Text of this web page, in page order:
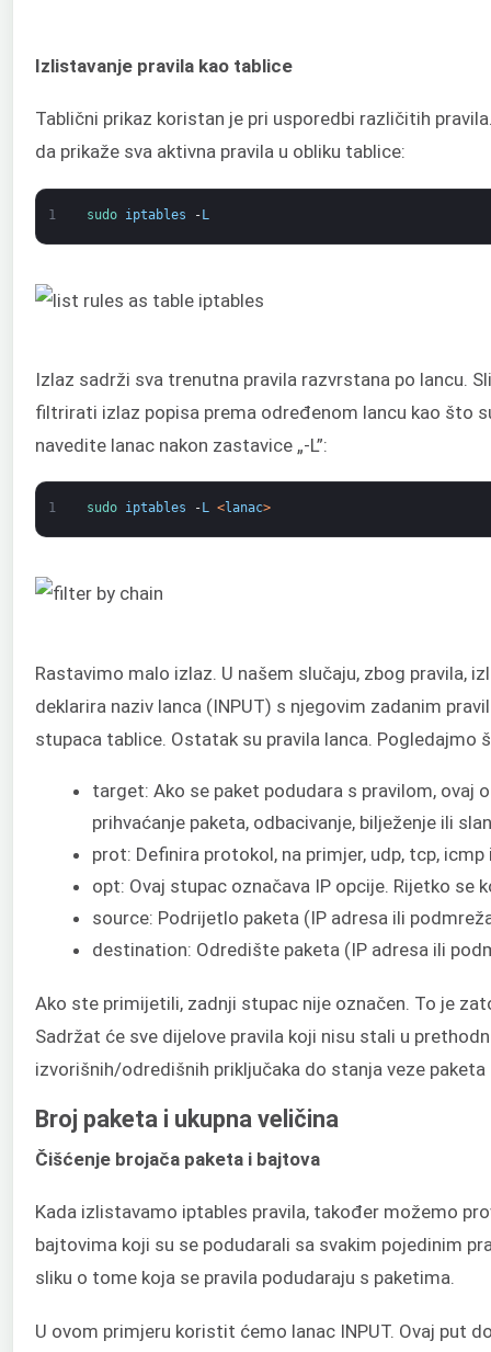
Izlistavanje pravila kao tablice
Tablični prikaz koristan je pri usporedbi različitih
da prikaže sva aktivna pravila u obliku tablice:
1 sudo iptables -L
Izlaz sadrži sva trenutna pravila razvrstana po lancu.
filtrirati izlaz popisa prema određenom lancu kao što
navedite lanac nakon zastavice „-L”:
1 sudo iptables - L <lanac>
Rastavimo malo izlaz. U našem slučaju, zbog pravila,
deklarira naziv lanca (INPUT) s njegovim zadanim
stupaca tablice. Ostatak su pravila lanca. Pogledajmo
target: Ako se paket podudara s pravilom, ovaj
prihvaćanje paketa, odbacivanje, bilježenje ili
prot: Definira protokol, na primjer, udp, tcp, icmp
opt: Ovaj stupac označava IP opcije. Rijetko se
source: Podrijetlo paketa (IP adresa ili
destination: Odredište paketa (IP adresa ili
Ako ste primijetili, zadnji stupac nije označen. To je
Sadržat će sve dijelove pravila koji nisu stali u
izvorišnih/odredišnih priključaka do stanja veze
Broj paketa i ukupna veličina
Čišćenje brojača paketa i bajtova
Kada izlistavamo iptables pravila, također možemo
bajtovima koji su se podudarali sa svakim pojedinim
sliku o tome koja se pravila podudaraju s paketima.
U ovom primjeru koristit ćemo lanac INPUT. Ovaj put